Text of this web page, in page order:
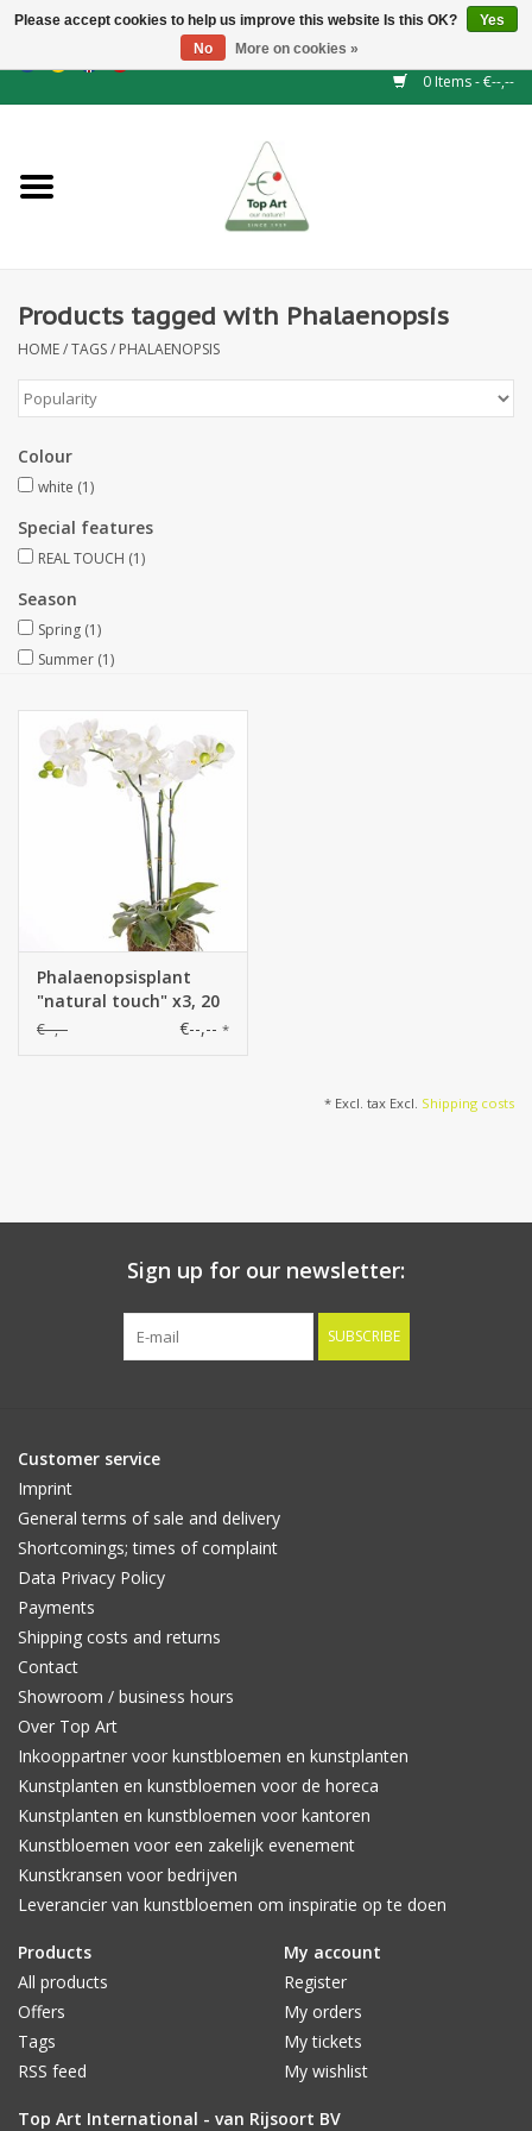
GBP/CHF
0 Items - €--,--
NEW!
Floral supplies
Artificial flowers
Artificial Plants
Leaf - and Berry branches
Deco Accessories
Wreaths
Products tagged with Phalaenopsis
HOME/TAGS/ PHALAENOPSIS
Colour
white (1)
Special features
REAL TOUCH (1)
Season
Spring (1)
Summer (1)
Phalaenopsisplant
"natural touch" x3, 20
flowers
€--,-- €--,-- *
* Excl. tax Excl. Shipping costs
Sign up for our newsletter:
SUBSCRIBE
Customer service
Imprint
General terms of sale and delivery
Shortcomings; times of complaint
Data Privacy Policy
Payments
Shipping costs and returns
Contact
Showroom / business hours
Over Top Art
Inkooppartner voor kunstbloemen en kunstplanten
Kunstplanten en kunstbloemen voor de horeca
Kunstplanten en kunstbloemen voor kantoren
Kunstbloemen voor een zakelijk evenement
Kunstkransen voor bedrijven
Leverancier van kunstbloemen om inspiratie op te doen
Products
All products
Offers
Tags
RSS feed
My account
Register
My orders
My tickets
My wishlist
Top Art International - van Rijsoort BV
Please accept cookies to help us improve this website Is this OK?
Yes
No
More on cookies »